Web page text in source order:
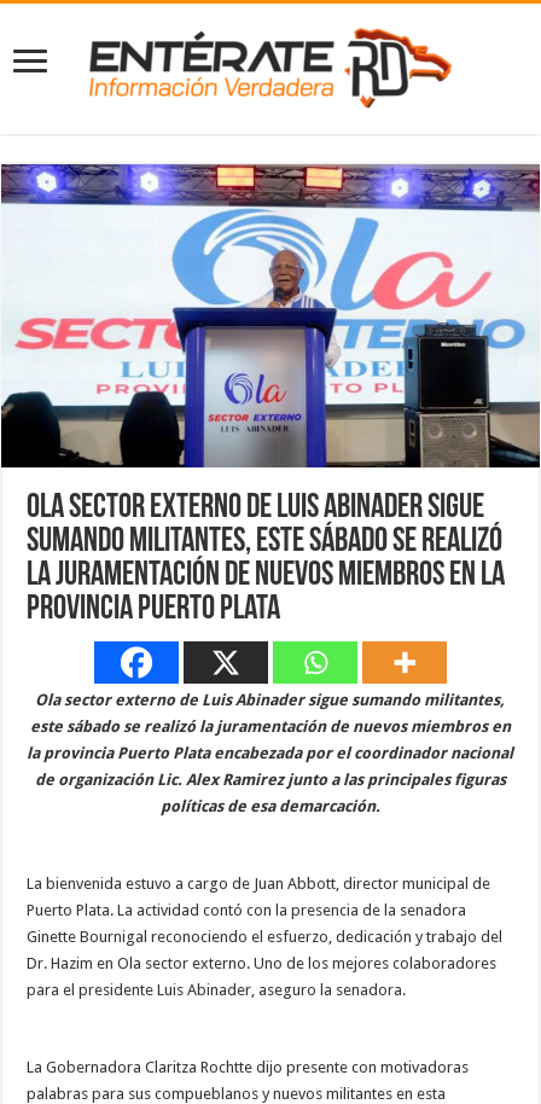
Ola sector externo de Luis Abinader sigue
sumando militantes, este sábado se realizó
la juramentación de nuevos miembros en la
provincia Puerto Plata
Ola sector externo de Luis Abinader sigue sumando militantes,
este sábado se realizó la juramentación de nuevos miembros en
la provincia Puerto Plata encabezada por el coordinador nacional
de organización Lic. Alex Ramirez junto a las principales figuras
políticas de esa demarcación.
La bienvenida estuvo a cargo de Juan Abbott, director municipal de
Puerto Plata. La actividad contó con la presencia de la senadora
Ginette Bournigal reconociendo el esfuerzo, dedicación y trabajo del
Dr. Hazim en Ola sector externo. Uno de los mejores colaboradores
para el presidente Luis Abinader, aseguro la senadora.
La Gobernadora Claritza Rochtte dijo presente con motivadoras
palabras para sus compueblanos y nuevos militantes en esta